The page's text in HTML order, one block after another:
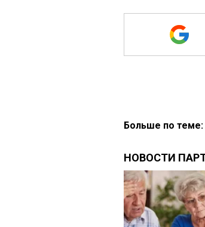
Больше по теме: